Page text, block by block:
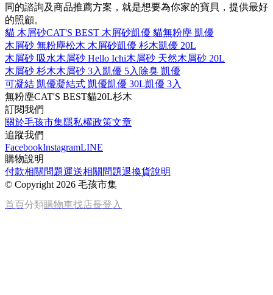
同的諮詢及商品推薦方案，就是想要為你家的寶貝，提供最好
的照顧。
貓 木屑砂CAT'S BEST 木屑砂凱優 貓無粉塵 凱優
木屑砂 無粉塵松木 木屑砂凱優 杉木凱優 20L
木屑砂 吸水木屑砂 Hello Ichi木屑砂 天然木屑砂 20L
木屑砂 杉木木屑砂 3入凱優 5入 除臭 凱優
可凝結 凱優凝結式 凱優凱優 30L凱優 3入
無粉塵CAT'S BEST貓20L杉木
訂閱我們
關於毛孩市集隱私權政策文章
追蹤我們
FacebookInstagramLINE
購物說明
付款相關問題運送相關問題退換貨說明
© Copyright 2026 毛孩市集
首頁分類購物車找店長登入